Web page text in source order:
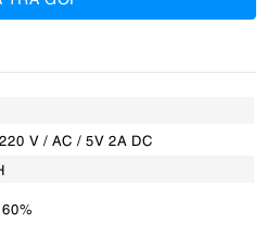
V / AC / 5V 2A DC